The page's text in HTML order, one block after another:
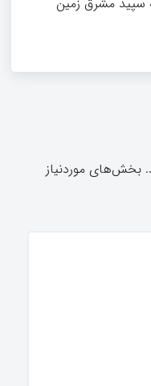
بخش‌های موردنیاز